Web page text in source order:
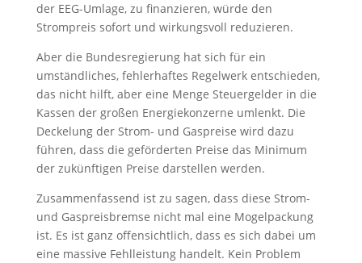
der EEG-Umlage, zu finanzieren, würde den
Strompreis sofort und wirkungsvoll reduzieren.
Aber die Bundesregierung hat sich für ein
umständliches, fehlerhaftes Regelwerk entschieden,
das nicht hilft, aber eine Menge Steuergelder in die
Kassen der großen Energiekonzerne umlenkt. Die
Deckelung der Strom- und Gaspreise wird dazu
führen, dass die geförderten Preise das Minimum
der zukünftigen Preise darstellen werden.
Zusammenfassend ist zu sagen, dass diese Strom-
und Gaspreisbremse nicht mal eine Mogelpackung
ist. Es ist ganz offensichtlich, dass es sich dabei um
eine massive Fehlleistung handelt. Kein Problem